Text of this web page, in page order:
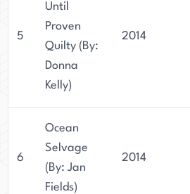
5
Until
Proven
Quilty (By:
Donna
Kelly)
2014
6
Ocean
Selvage
(By: Jan
Fields)
2014